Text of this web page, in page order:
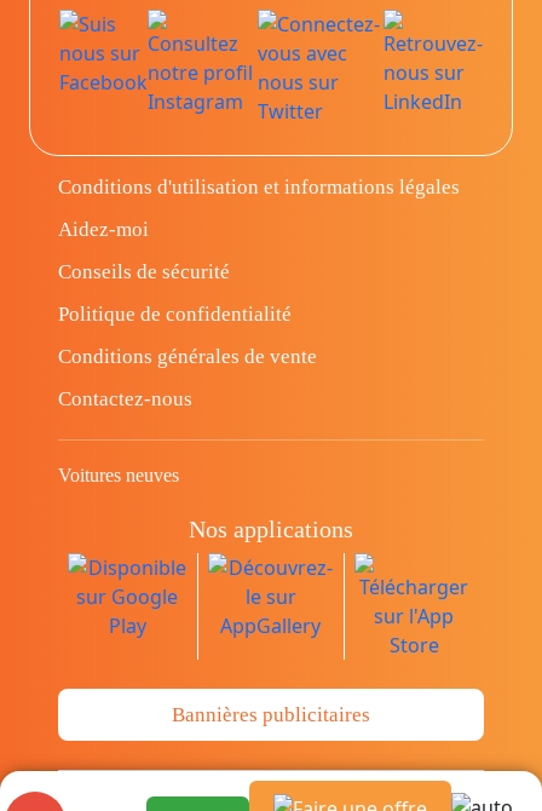
Conditions d'utilisation et informations légales
Aidez-moi
Conseils de sécurité
Politique de confidentialité
Conditions générales de vente
Contactez-nous
Voitures neuves
Nos applications
Bannières publicitaires
© Copyright 2014-2026 Cava.tn Limited Tous